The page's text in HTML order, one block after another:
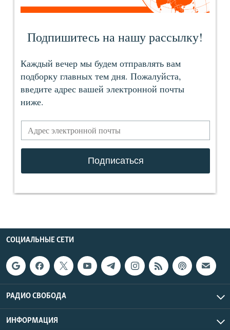
СОЦИАЛЬНЫЕ СЕТИ
РАДИО СВОБОДА
ИНФОРМАЦИЯ